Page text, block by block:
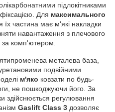
підлокітниками
Для максимального
їх частина має м'які накладки
навантаження з плечового
за комп'ютером.
металева база,
подвійними
м'яко ковзати по будь-
не пошкоджуючи його. За
здійснюється регулювання
Gaslift Class 3 дозволяє